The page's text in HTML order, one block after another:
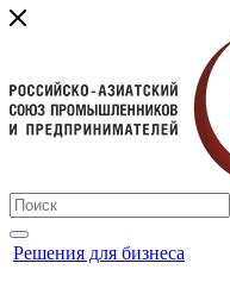
Решения для бизнеса